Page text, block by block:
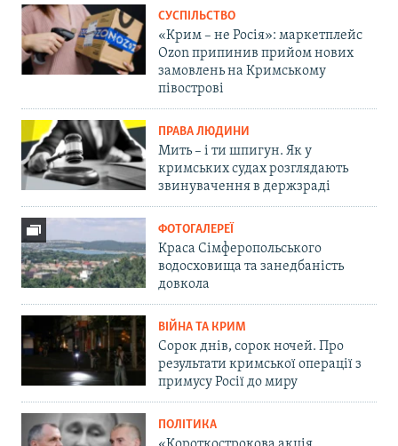
СУСПІЛЬСТВО
«Крим – не Росія»: маркетплейс
Ozon припинив прийом нових
замовлень на Кримському
півострові
ПРАВА ЛЮДИНИ
Мить – і ти шпигун. Як у
кримських судах розглядають
звинувачення в держзраді
ФОТОГАЛЕРЕЇ
Краса Сімферопольського
водосховища та занедбаність
довкола
ВІЙНА ТА КРИМ
Сорок днів, сорок ночей. Про
результати кримської операції з
примусу Росії до миру
ПОЛІТИКА